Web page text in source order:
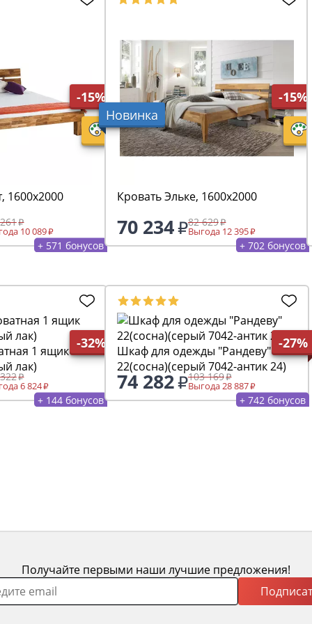
-15%
1600х2000
10 089
+ 571 бонусов
Новинка
-15%
Кровать Эльке, 1600х2000
70 234 82 629
Выгода 12 395
+ 702 бонусов
-32%
1 ящик
лак)
6 824
+ 144 бонусов
-27%
Шкаф для одежды "Рандеву"
22(сосна)(серый 7042-антик 24)
74 282 103 169
Выгода 28 887
+ 742 бонусов
Получайте первыми наши лучшие предложения!